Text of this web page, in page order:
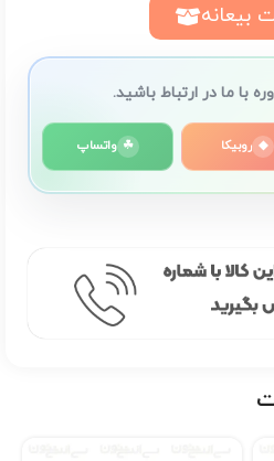
بیعانه
با ما در ارتباط باشید.
◆ روبیکا ☘ واتساپ